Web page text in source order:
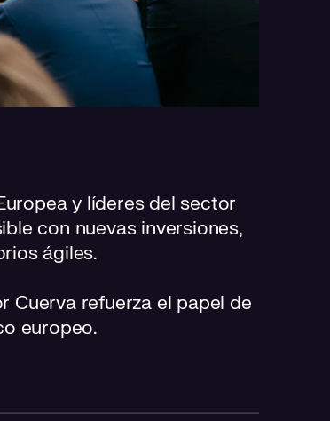
y líderes del sector
con nuevas inversiones,
ágiles.
Cuerva refuerza el papel de
europeo.